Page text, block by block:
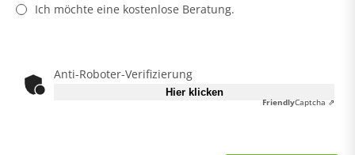
Ich möchte eine kostenlose Beratung.
Anti-Roboter-Verifizierung
Hier klicken
FriendlyCaptcha ⇗